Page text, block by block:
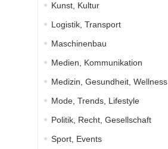
Kunst, Kultur
Logistik, Transport
Maschinenbau
Medien, Kommunikation
Medizin, Gesundheit, Wellness
Mode, Trends, Lifestyle
Politik, Recht, Gesellschaft
Sport, Events